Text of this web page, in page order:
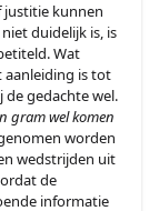
justitie kunnen
duidelijk is, is
Wat
aanleiding is tot
de gedachte wel.
gram wel komen
worden
wedstrijden uit
de
informatie